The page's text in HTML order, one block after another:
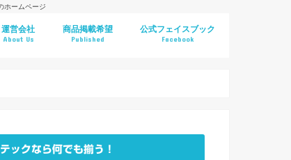
ホームページ
運営会社
About Us
商品掲載希望
Published
公式フェイスブック
Facebook
ックなら何でも揃う！